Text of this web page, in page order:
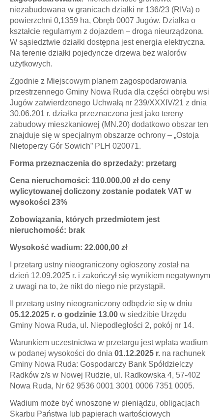
niezabudowana w granicach działki nr 136/23 (RIVa) o
powierzchni 0,1359 ha, Obręb 0007 Jugów. Działka o
kształcie regularnym z dojazdem – droga nieurządzona.
W sąsiedztwie działki dostępna jest energia elektryczna.
Na terenie działki pojedyncze drzewa bez walorów
użytkowych.
Zgodnie z Miejscowym planem zagospodarowania
przestrzennego Gminy Nowa Ruda dla części obrębu wsi
Jugów zatwierdzonego Uchwałą nr 239/XXXIV/21 z dnia
30.06.201 r. działka przeznaczona jest jako tereny
zabudowy mieszkaniowej (MN.20) dodatkowo obszar ten
znajduje się w specjalnym obszarze ochrony – „Ostoja
Nietoperzy Gór Sowich” PLH 020071.
Forma przeznaczenia do sprzedaży: przetarg
Cena nieruchomości: 110.000,00 zł do ceny
wylicytowanej doliczony zostanie podatek VAT w
wysokości 23%
Zobowiązania, których przedmiotem jest
nieruchomość: brak
Wysokość wadium: 22.000,00 zł
I przetarg ustny nieograniczony ogłoszony został na
dzień 12.09.2025 r. i zakończył się wynikiem negatywnym
z uwagi na to, że nikt do niego nie przystąpił.
II przetarg ustny nieograniczony odbędzie się w dniu
05.12.2025 r. o godzinie 13.00 w siedzibie Urzędu
Gminy Nowa Ruda, ul. Niepodległości 2, pokój nr 14.
Warunkiem uczestnictwa w przetargu jest wpłata wadium
w podanej wysokości do dnia 01.12.2025 r. na rachunek
Gminy Nowa Ruda: Gospodarczy Bank Spółdzielczy
Radków z/s w Nowej Rudzie, ul. Radkowska 4, 57-402
Nowa Ruda, Nr 62 9536 0001 3001 0006 7351 0005.
Wadium może być wnoszone w pieniądzu, obligacjach
Skarbu Państwa lub papierach wartościowych